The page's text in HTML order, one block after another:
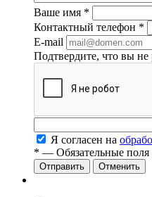
Ваше имя *
Контактный телефон *
E-mail
Подтвердите, что вы не
Я согласен на
* — Обязательные поля
Отменить